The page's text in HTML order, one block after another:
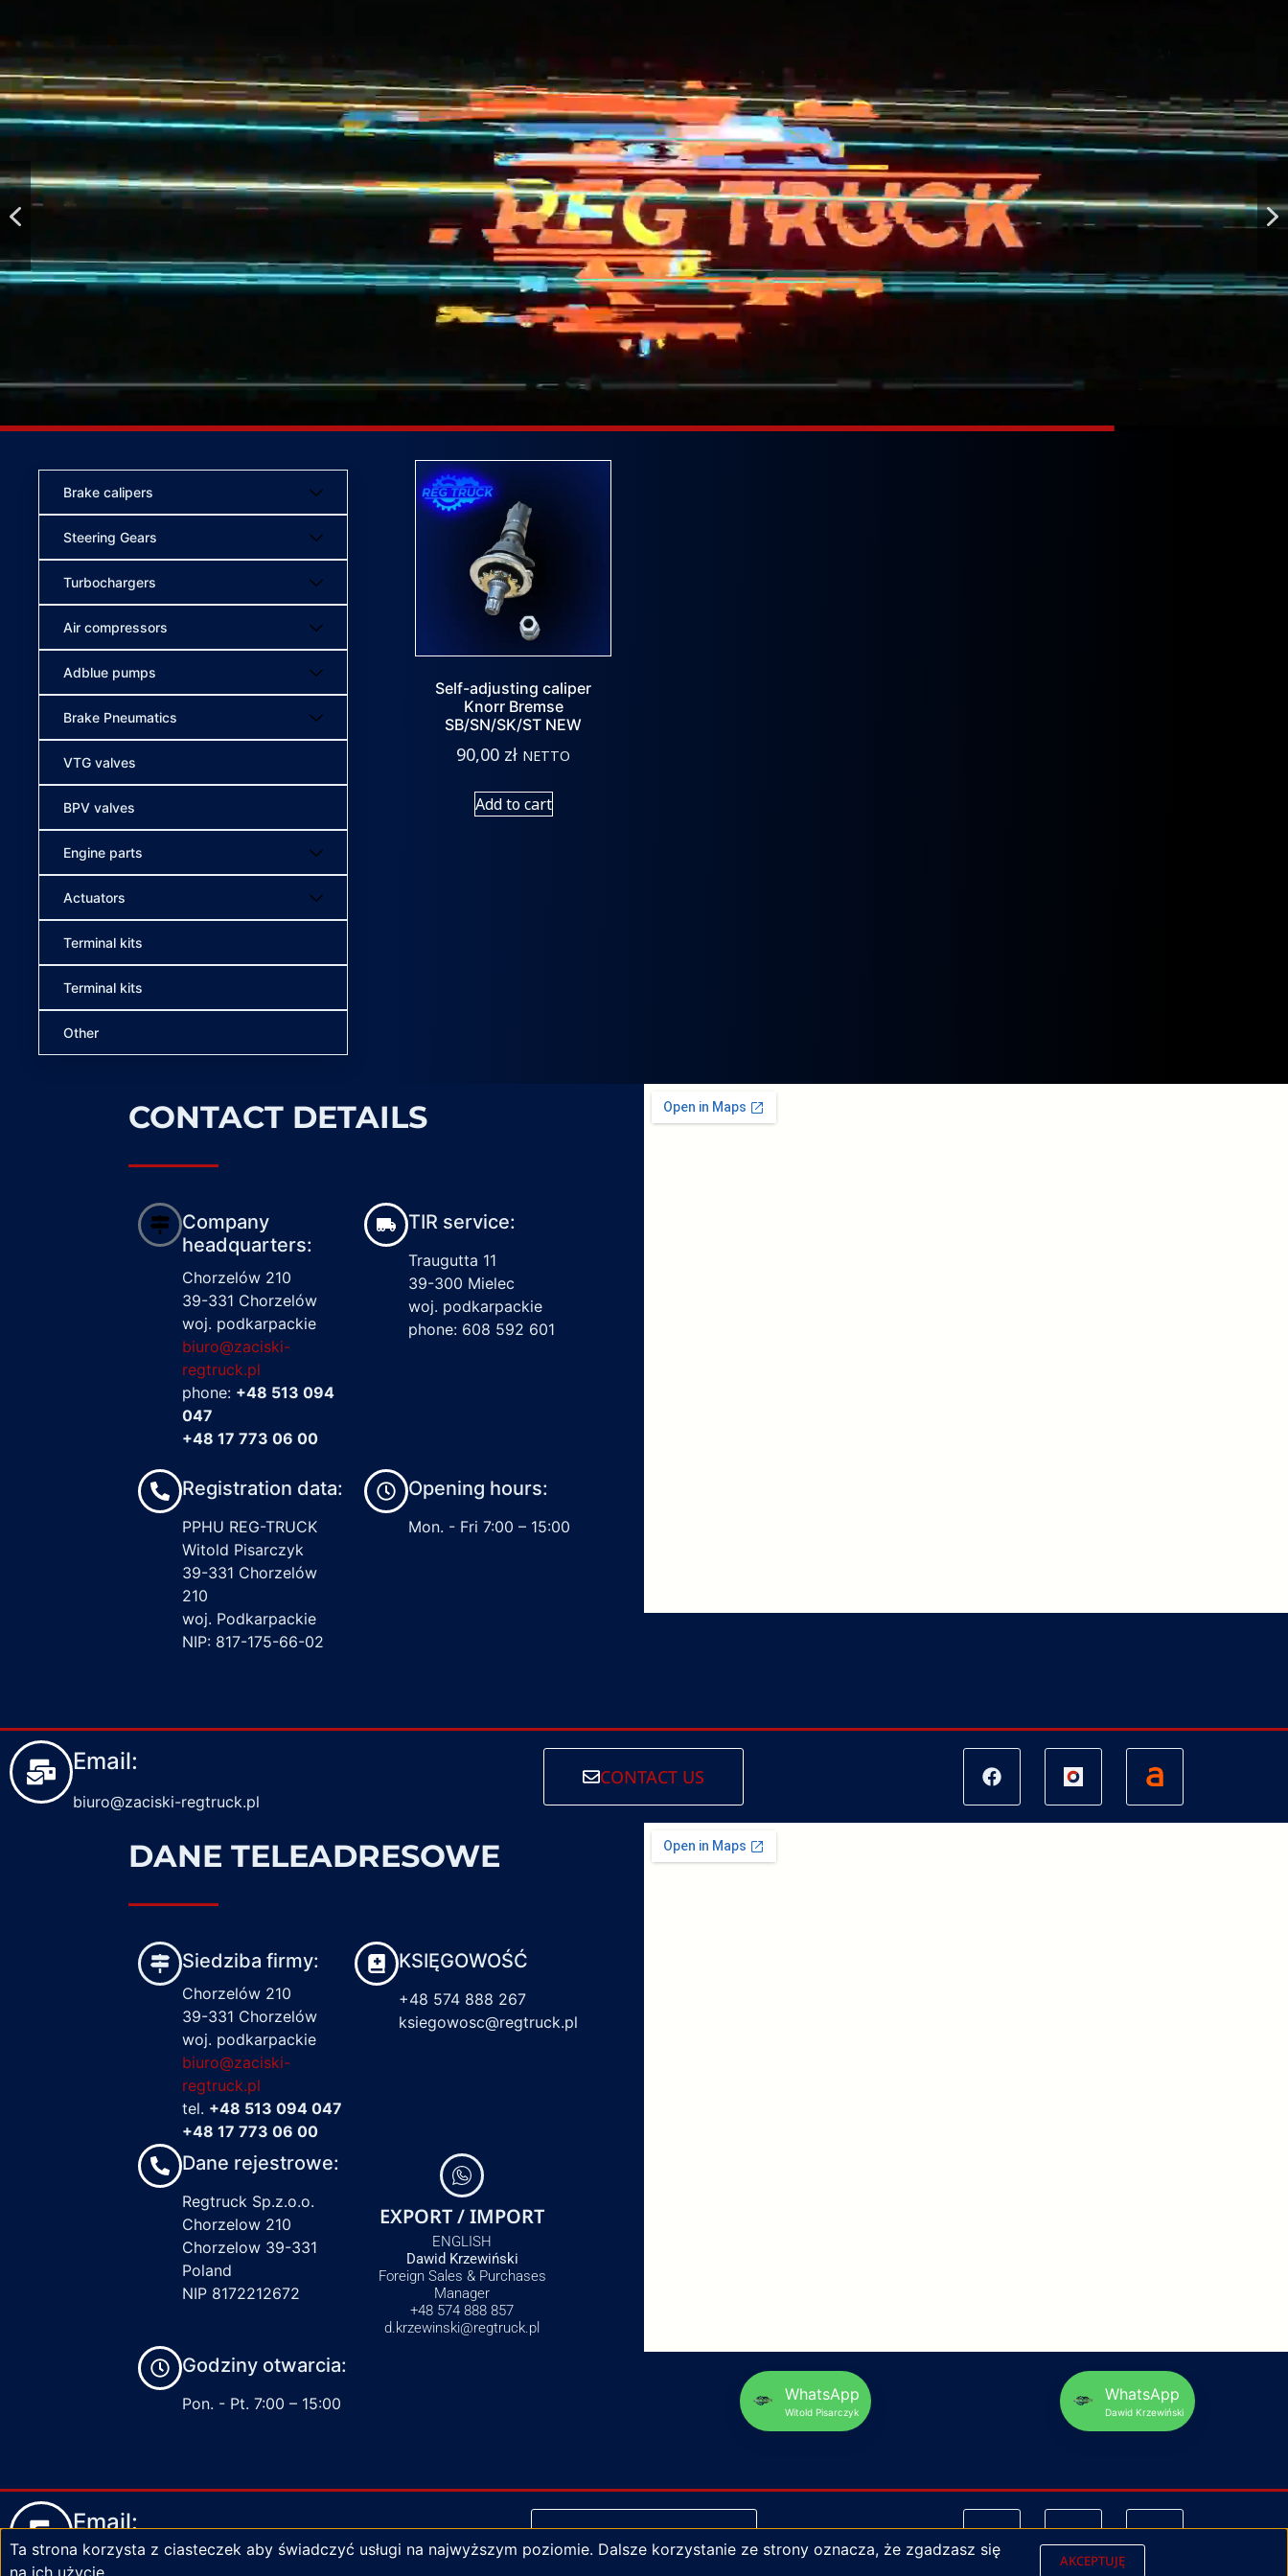
Brake calipers
Steering Gears
Turbochargers
Air compressors
Adblue pumps
Brake Pneumatics
VTG valves
BPV valves
Engine parts
Actuators
Terminal kits
Terminal kits
Other
Self-adjusting caliper
Knorr Bremse
SB/SN/SK/ST NEW
90,00 zł NETTO
Add to cart
CONTACT DETAILS
Company
headquarters:
Chorzelów 210
39-331 Chorzelów
woj. podkarpackie
biuro@zaciski-
regtruck.pl
phone: +48 513 094
047
+48 17 773 06 00
TIR service:
Traugutta 11
39-300 Mielec
woj. podkarpackie
phone: 608 592 601
Registration data:
PPHU REG-TRUCK
Witold Pisarczyk
39-331 Chorzelów
210
woj. Podkarpackie
NIP: 817-175-66-02
Opening hours:
Mon. - Fri 7:00 – 15:00
Email:
biuro@zaciski-regtruck.pl
CONTACT US
DANE TELEADRESOWE
Siedziba firmy:
Chorzelów 210
39-331 Chorzelów
woj. podkarpackie
biuro@zaciski-
regtruck.pl
tel. +48 513 094 047
+48 17 773 06 00
KSIĘGOWOŚĆ
+48 574 888 267
ksiegowosc@regtruck.pl
Dane rejestrowe:
Regtruck Sp.z.o.o.
Chorzelow 210
Chorzelow 39-331
Poland
NIP 8172212672
EXPORT / IMPORT
ENGLISH
Dawid Krzewiński
Foreign Sales & Purchases
Manager
+48 574 888 857
d.krzewinski@regtruck.pl
Godziny otwarcia:
Pon. - Pt. 7:00 – 15:00
WhatsApp
Witold Pisarczyk
WhatsApp
Dawid Krzewiński
Email:
biuro@zaciski-regtruck.pl
NAPISZ DO NAS
Ta strona korzysta z ciasteczek aby świadczyć usługi na najwyższym poziomie. Dalsze korzystanie ze strony oznacza, że zgadzasz się
na ich użycie
AKCEPTUJĘ